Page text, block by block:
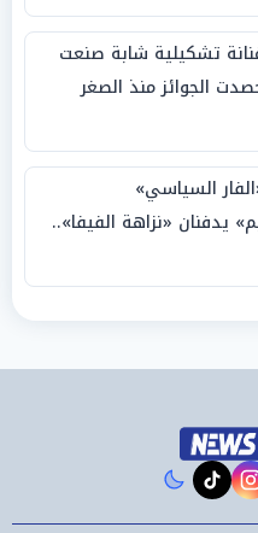
تشكيلية شابة صنعت
الجوائز منذ الصغر
السياسي»
يدفنان «نزاهة الفيفا»..
instagram
tiktok